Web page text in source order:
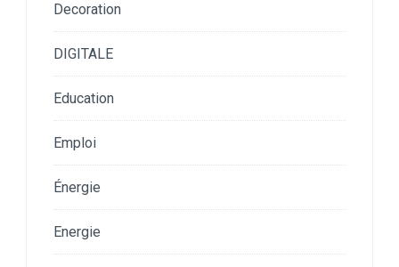
Decoration
DIGITALE
Education
Emploi
Énergie
Energie